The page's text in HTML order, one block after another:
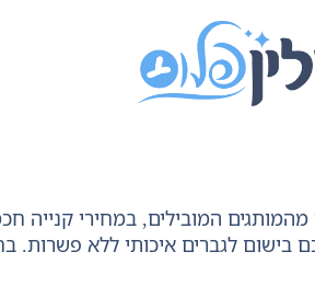
המובילים, במחירי
בישום לגברים איכותי ללא